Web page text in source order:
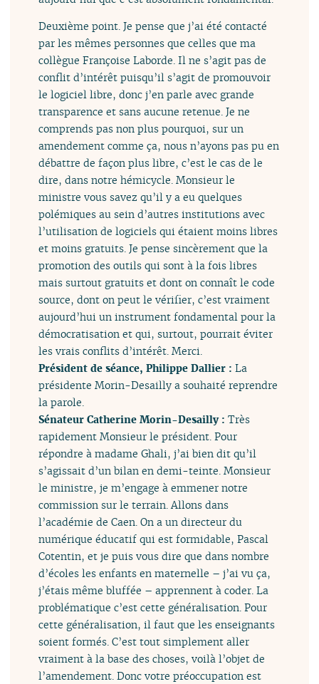
Deuxième point. Je pense que j’ai été contacté
par les mêmes personnes que celles que ma
collègue Françoise Laborde. Il ne s’agit pas de
conflit d’intérêt puisqu’il s’agit de promouvoir
le logiciel libre, donc j’en parle avec grande
transparence et sans aucune retenue. Je ne
comprends pas non plus pourquoi, sur un
amendement comme ça, nous n’ayons pas pu en
débattre de façon plus libre, c’est le cas de le
dire, dans notre hémicycle. Monsieur le
ministre vous savez qu’il y a eu quelques
polémiques au sein d’autres institutions avec
l’utilisation de logiciels qui étaient moins libres
et moins gratuits. Je pense sincèrement que la
promotion des outils qui sont à la fois libres
mais surtout gratuits et dont on connaît le code
source, dont on peut le vérifier, c’est vraiment
aujourd’hui un instrument fondamental pour la
démocratisation et qui, surtout, pourrait éviter
les vrais conflits d’intérêt. Merci.
Président de séance, Philippe Dallier :La
présidente Morin-Desailly a souhaité reprendre
la parole.
Sénateur Catherine Morin-Desailly :Très
rapidement Monsieur le président. Pour
répondre à madame Ghali, j’ai bien dit qu’il
s’agissait d’un bilan en demi-teinte. Monsieur
le ministre, je m’engage à emmener notre
commission sur le terrain. Allons dans
l’académie de Caen. On a un directeur du
numérique éducatif qui est formidable, Pascal
Cotentin, et je puis vous dire que dans nombre
d’écoles les enfants en maternelle – j’ai vu ça,
j’étais même bluffée – apprennent à coder. La
problématique c’est cette généralisation. Pour
cette généralisation, il faut que les enseignants
soient formés. C’est tout simplement aller
vraiment à la base des choses, voilà l’objet de
l’amendement. Donc votre préoccupation est